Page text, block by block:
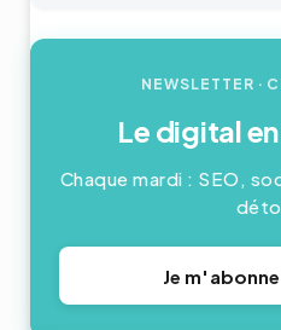
NEWSLETTER ·
Le digital
Chaque mardi : SEO,
Je